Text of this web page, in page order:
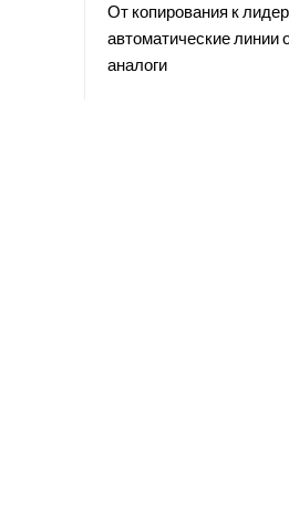
От копирования к
автоматические линии
аналоги